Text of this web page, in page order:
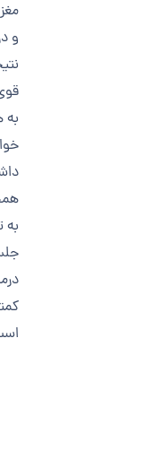
و
به
به